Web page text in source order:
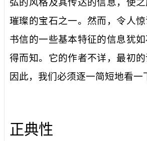
弘的风格及其传达的信息，使
璀璨的宝石之一。然而，令人
书信的一些基本特征的信息犹
得而知。它的作者不详，最初的
因此，我们必须逐一简短地看一
正典性